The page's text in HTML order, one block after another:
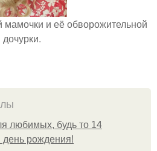
и её обворожительной
дочурки.
любимых, будь то 14
рождения!